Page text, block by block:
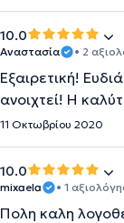
10.0
Αναστασία • 2
Εξαιρετική!
ανοιχτεί! Η
11 Οκτωβρίου 2020
10.0
mixaela • 1
Πολη καλη